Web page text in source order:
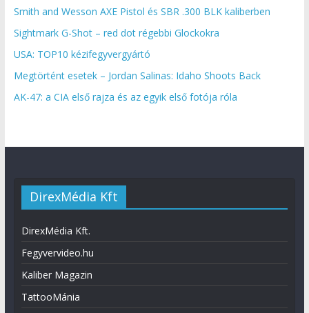
Smith and Wesson AXE Pistol és SBR .300 BLK kaliberben
Sightmark G-Shot – red dot régebbi Glockokra
USA: TOP10 kézifegyvergyártó
Megtörtént esetek – Jordan Salinas: Idaho Shoots Back
AK-47: a CIA első rajza és az egyik első fotója róla
DirexMédia Kft
DirexMédia Kft.
Fegyvervideo.hu
Kaliber Magazin
TattooMánia